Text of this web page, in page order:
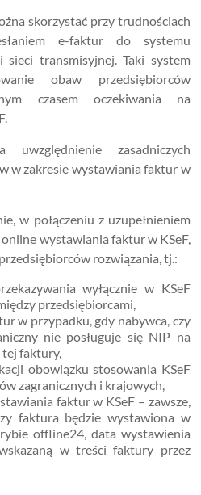
skorzystać przy trudnościach
e-faktur do systemu
sieci transmisyjnej. Taki system
obaw przedsiębiorców
czasem oczekiwania na
uwzględnienie zasadniczych
w zakresie wystawiania faktur w
w połączeniu z uzupełnieniem
wystawiania faktur w KSeF,
rozwiązania, tj.:
wyłącznie w KSeF
przedsiębiorcami,
w przypadku, gdy nabywca, czy
nie posługuje się NIP na
faktury,
obowiązku stosowania KSeF
zagranicznych i krajowych,
faktur w KSeF – zawsze,
faktura będzie wystawiona w
offline24, data wystawienia
w treści faktury przez